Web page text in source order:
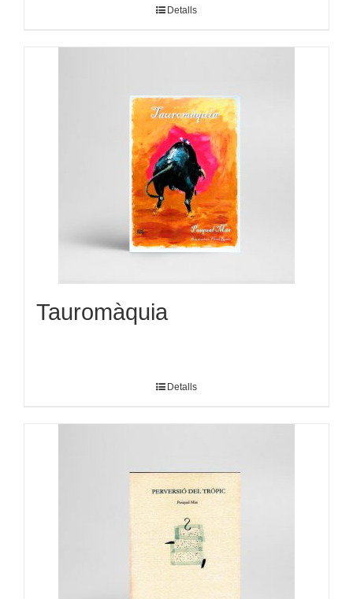
Detalls
Tauromàquia
Detalls